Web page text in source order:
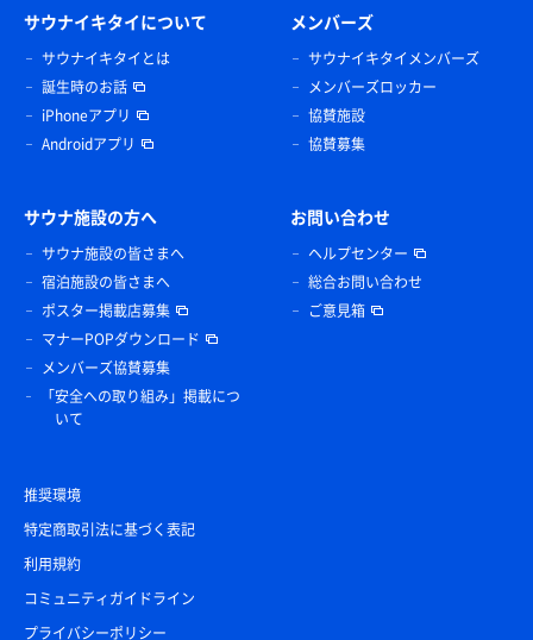
サウナイキタイについて
サウナイキタイとは
誕生時のお話
iPhoneアプリ
Androidアプリ
メンバーズ
サウナイキタイメンバーズ
メンバーズロッカー
協賛施設
協賛募集
サウナ施設の方へ
サウナ施設の皆さまへ
宿泊施設の皆さまへ
ポスター掲載店募集
マナーPOPダウンロード
メンバーズ協賛募集
「安全への取り組み」掲載につ
いて
お問い合わせ
ヘルプセンター
総合お問い合わせ
ご意見箱
推奨環境
特定商取引法に基づく表記
利用規約
コミュニティガイドライン
プライバシーポリシー